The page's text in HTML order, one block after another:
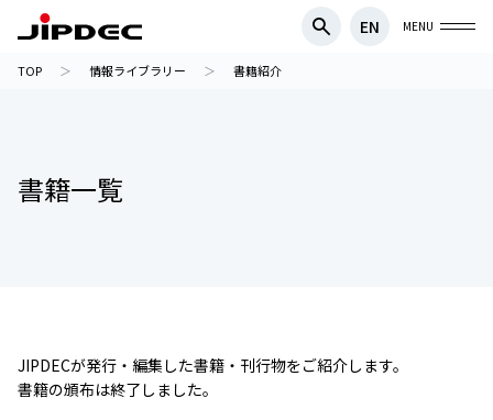
EN MENU
TOP 情報ライブラリー 書籍紹介
書籍一覧
JIPDECが発行・編集した書籍・刊行物をご紹介します。
書籍の頒布は終了しました。